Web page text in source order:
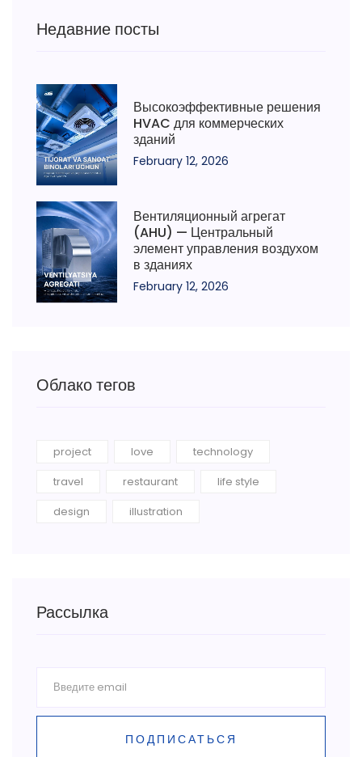
Недавние посты
Высокоэффективные решения
HVAC для коммерческих
зданий
February 12, 2026
Вентиляционный агрегат
(AHU) — Центральный
элемент управления воздухом
в зданиях
February 12, 2026
Облако тегов
project love
technology
travel
restaurant
life style
design
illustration
Рассылка
ПОДПИСАТЬСЯ